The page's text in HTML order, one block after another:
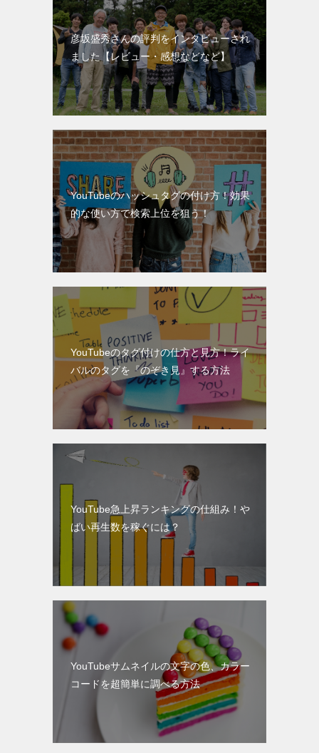
彦坂盛秀さんの評判をインタビューされ
ました【レビュー・感想などなど】
YouTubeのハッシュタグの付け方！効果
的な使い方で検索上位を狙う！
YouTubeのタグ付けの仕方と見方！ライ
バルのタグを『のぞき見』する方法
YouTube急上昇ランキングの仕組み！や
ばい再生数を稼ぐには？
YouTubeサムネイルの文字の色、カラー
コードを超簡単に調べる方法